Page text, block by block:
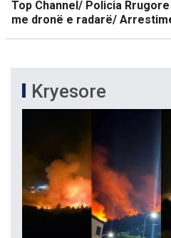
Top Channel/ Policia
me dronë e radarë/
Kryesore